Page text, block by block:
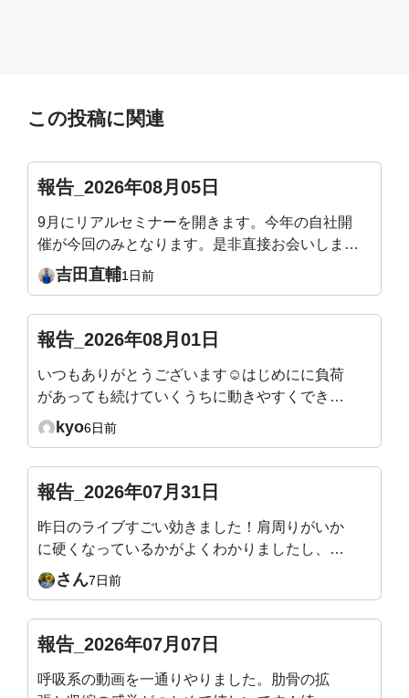
この投稿に関連
報告_2026年08月05日
9月にリアルセミナーを開きます。今年の自社開
催が今回のみとなります。是非直接お会いしまし
ょう！姿勢迷子の骨格ワーク ― 加齢で潰れない
身体のつくり方9/19（土）10:00〜12:30／渋谷当
す。https://yoshidafitness.com/seminar2026/※会
員様はご優待価格となります。※ポイントをご利
用いただけます。(例：1,000Pで1,000円引きとな
ります)
吉田直輔1日前
報告_2026年08月01日
いつもありがとうございます☺️はじめにに負荷
があっても続けていくうちに動きやすくできる
ようになったり、身体も軽くなったり引き締ま
ってくるのが分かり嬉しいです。 ただ、終わ
上がるまでが目標です😇
kyo6日前
報告_2026年07月31日
昨日のライブすごい効きました！肩周りがいか
に硬くなっているかがよくわかりましたし、自
分の体が雑巾のようにしぼられて、なかなか生
活の中ではない動きで痛快でした！またアーカ
さん7日前
報告_2026年07月07日
呼吸系の動画を一通りやりました。肋骨の拡